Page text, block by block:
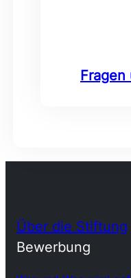
Über die Stiftung
Bewerbung